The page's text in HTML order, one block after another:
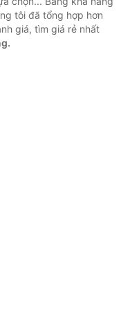
tôi đã tổng hợp hơn
giá, tìm giá rẻ nhất